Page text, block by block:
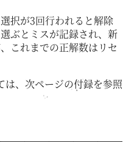
択が3回行われると解除
ぶとミスが記録され、新
これまでの正解数はリセ
は、次ページの付録を参照